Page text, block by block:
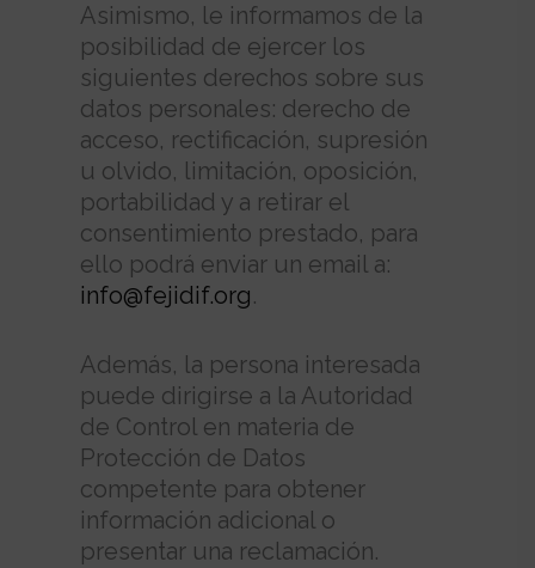
Asimismo, le informamos de la
posibilidad de ejercer los
siguientes derechos sobre sus
datos personales: derecho de
acceso, rectificación, supresión
u olvido, limitación, oposición,
portabilidad y a retirar el
consentimiento prestado, para
ello podrá enviar un email a:
info@fejidif.org.
Además, la persona interesada
puede dirigirse a la Autoridad
de Control en materia de
Protección de Datos
competente para obtener
información adicional o
presentar una reclamación.